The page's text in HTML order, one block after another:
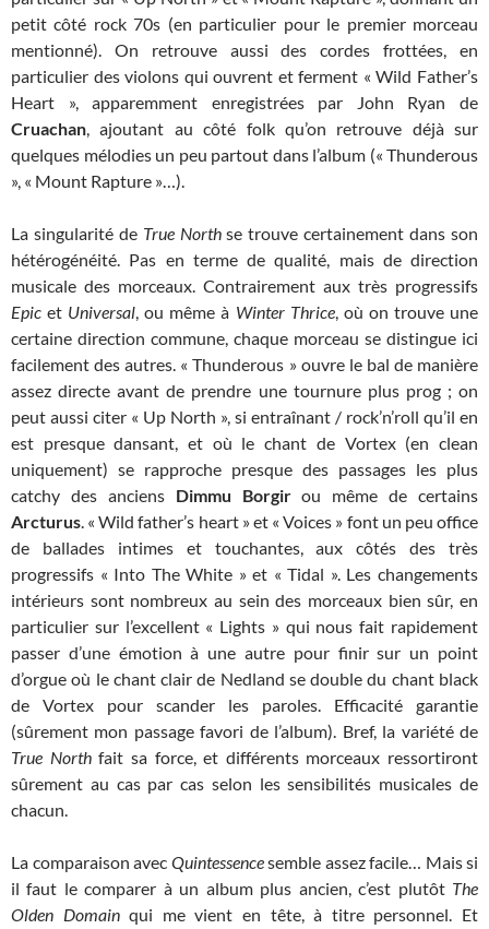
petit côté rock 70s (en particulier pour le premier morceau
mentionné). On retrouve aussi des cordes frottées, en
particulier des violons qui ouvrent et ferment « Wild Father’s
Heart », apparemment enregistrées par John Ryan de
Cruachan, ajoutant au côté folk qu’on retrouve déjà sur
quelques mélodies un peu partout dans l’album (« Thunderous
», « Mount Rapture »…).
La singularité de True Northse trouve certainement dans son
hétérogénéité. Pas en terme de qualité, mais de direction
musicale des morceaux. Contrairement aux très progressifs
Epic et Universal, ou même à Winter Thrice, où on trouve une
certaine direction commune, chaque morceau se distingue ici
facilement des autres. « Thunderous » ouvre le bal de manière
assez directe avant de prendre une tournure plus prog ; on
peut aussi citer « Up North », si entraînant / rock’n’roll qu’il en
est presque dansant, et où le chant de Vortex (en clean
uniquement) se rapproche presque des passages les plus
catchy des anciens Dimmu Borgirou même de certains
Arcturus. « Wild father’s heart » et « Voices » font un peu office
de ballades intimes et touchantes, aux côtés des très
progressifs « Into The White » et « Tidal ». Les changements
intérieurs sont nombreux au sein des morceaux bien sûr, en
particulier sur l’excellent « Lights » qui nous fait rapidement
passer d’une émotion à une autre pour finir sur un point
d’orgue où le chant clair de Nedland se double du chant black
de Vortex pour scander les paroles. Efficacité garantie
(sûrement mon passage favori de l’album). Bref, la variété de
True Northfait sa force, et différents morceaux ressortiront
sûrement au cas par cas selon les sensibilités musicales de
chacun.
La comparaison avec Quintessencesemble assez facile… Mais si
il faut le comparer à un album plus ancien, c’est plutôt The
Olden Domainqui me vient en tête, à titre personnel. Et